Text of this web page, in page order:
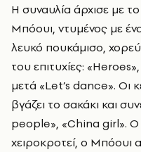
Η συναυλία άρχισε με
Μπόουι, ντυμένος με
λευκό πουκάμισο,
του επιτυχίες:
μετά «Let’s dance». Οι
βγάζει το σακάκι και
people», «China girl». Ο
χειροκροτεί, ο Μπόουι